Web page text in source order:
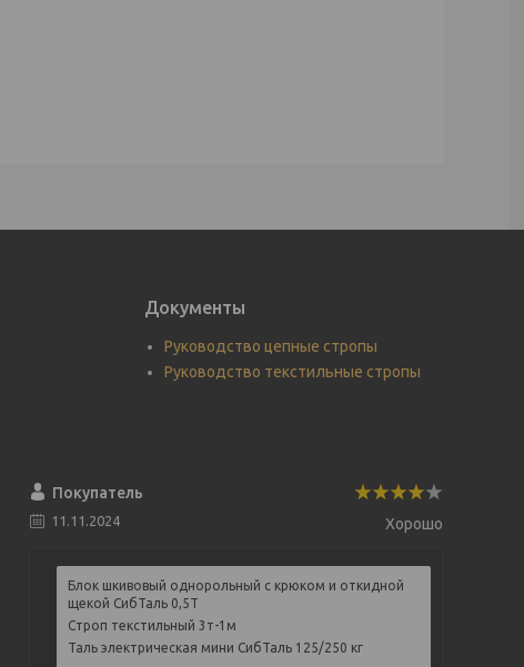
Документы
Руководство цепные стропы
Руководство текстильные стропы
Покупатель
11.11.2024 Хорошо
Блок шкивовый однорольный с крюком и откидной
щекой СибТаль 0,5Т
Строп текстильный 3т-1м
Таль электрическая мини СибТаль 125/250 кг